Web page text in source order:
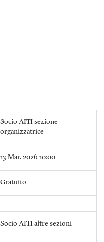
Socio AITI sezione
organizzatrice
13 Mar. 2026 10:00
Gratuito
Socio AITI altre sezioni